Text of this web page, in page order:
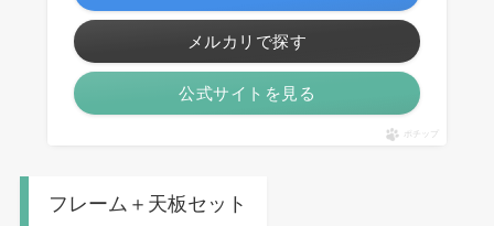
メルカリで探す
公式サイトを見る
ポチップ
フレーム＋天板セット